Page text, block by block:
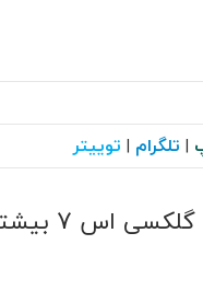
| تلگرام | توییتر